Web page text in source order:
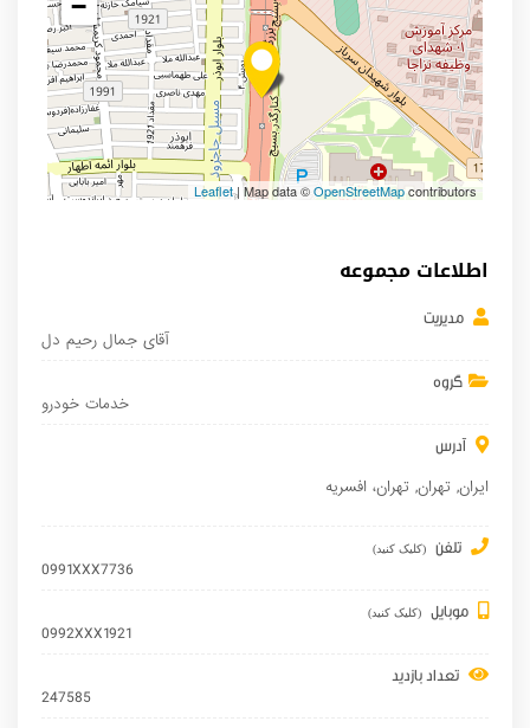
−
Leaflet| Map data ©OpenStreetMapcontributors
اطلاعات مجموعه
مدیریت
آقای جمال رحیم دل
گروه
خدمات خودرو
آدرس
ایران, تهران, تهران، افسریه
تلفن (کلیک کنید)
0991XXX7736
موبایل (کلیک کنید)
0992XXX1921
تعداد بازدید
247585